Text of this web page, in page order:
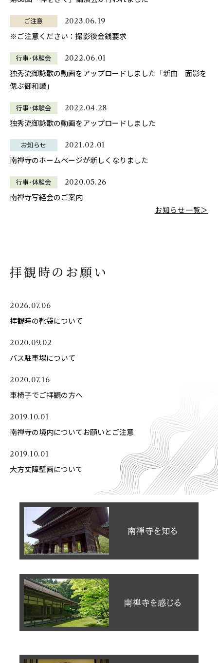
ご注意 2023.06.19
※ご注意ください：撮影後金銭要求
行事･体験会 2022.06.01
独秀流御詠歌の動画をアップロードしました「新曲 面影を
偲ぶ御和讃」
行事･体験会 2022.04.28
独秀流御詠歌の動画をアップロードしました
お知らせ 2021.02.01
南禅寺のホームページが新しくなりました
行事･体験会 2020.05.26
南禅寺写経会のご案内
お知らせ一覧＞
拝観時のお願い
2026.07.06
拝観時の靴袋について
2020.09.02
バス駐車場について
2020.07.16
車椅子でご拝観の方へ
2019.10.01
南禅寺の境内についてお願いとご注意
2019.10.01
大方丈障壁画について